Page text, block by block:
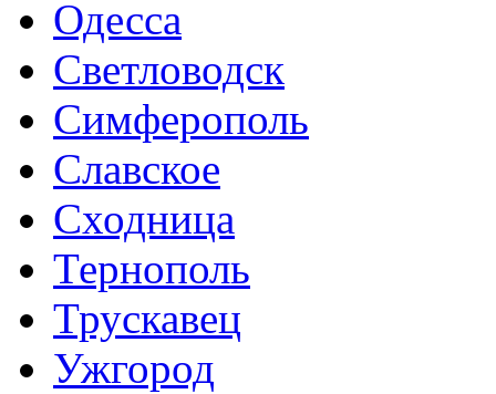
Одесса
Светловодск
Симферополь
Славское
Сходница
Тернополь
Трускавец
Ужгород